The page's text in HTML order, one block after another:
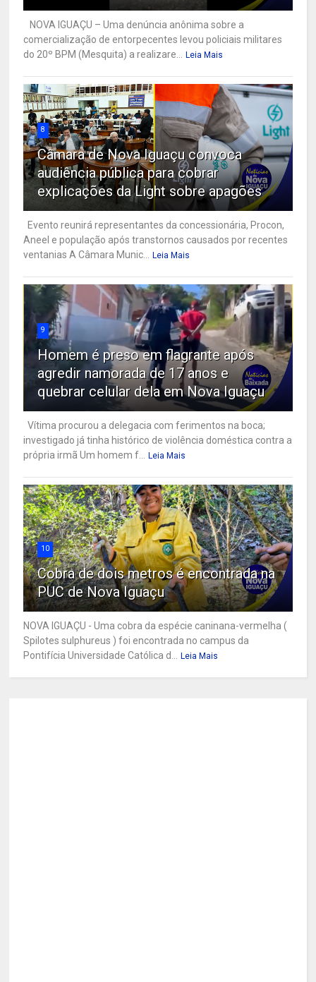
NOVA IGUAÇU – Uma denúncia anônima sobre a
comercialização de entorpecentes levou policiais militares
do 20º BPM (Mesquita) a realizare...
Leia Mais
8
Câmara de Nova Iguaçu convoca
audiência pública para cobrar
explicações da Light sobre apagões
Evento reunirá representantes da concessionária, Procon,
Aneel e população após transtornos causados por recentes
ventanias A Câmara Munic...
Leia Mais
9
Homem é preso em flagrante após
agredir namorada de 17 anos e
quebrar celular dela em Nova Iguaçu
Vítima procurou a delegacia com ferimentos na boca;
investigado já tinha histórico de violência doméstica contra a
própria irmã Um homem f...
Leia Mais
10
Cobra de dois metros é encontrada na
PUC de Nova Iguaçu
NOVA IGUAÇU - Uma cobra da espécie caninana-vermelha (
Spilotes sulphureus ) foi encontrada no campus da
Pontifícia Universidade Católica d...
Leia Mais